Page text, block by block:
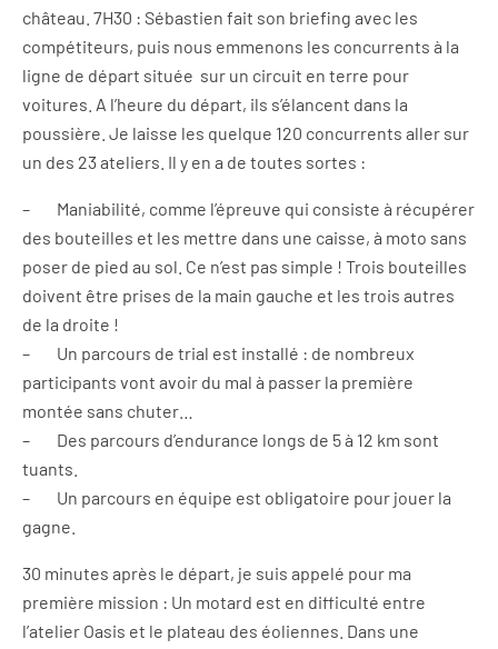
château. 7H30 : Sébastien fait son briefing avec les
compétiteurs, puis nous emmenons les concurrents à la
ligne de départ située sur un circuit en terre pour
voitures. A l’heure du départ, ils s’élancent dans la
poussière. Je laisse les quelque 120 concurrents aller sur
un des 23 ateliers. Il y en a de toutes sortes :
– Maniabilité, comme l’épreuve qui consiste à récupérer
des bouteilles et les mettre dans une caisse, à moto sans
poser de pied au sol. Ce n’est pas simple ! Trois bouteilles
doivent être prises de la main gauche et les trois autres
de la droite !
– Un parcours de trial est installé : de nombreux
participants vont avoir du mal à passer la première
montée sans chuter…
– Des parcours d’endurance longs de 5 à 12 km sont
tuants.
– Un parcours en équipe est obligatoire pour jouer la
gagne.
30 minutes après le départ, je suis appelé pour ma
première mission : Un motard est en difficulté entre
l’atelier Oasis et le plateau des éoliennes. Dans une